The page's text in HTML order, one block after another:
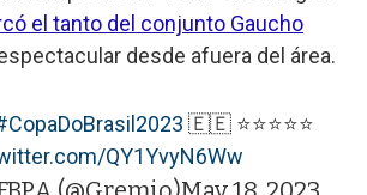
el tanto del conjunto Gaucho
desde afuera del área.
🇪🇪 ⭐️⭐️⭐️⭐️⭐️
QY1YvyN6Ww